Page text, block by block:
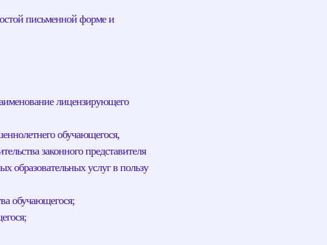
письменной форме и
лицензирующего
обучающегося,
законного представителя
образовательных услуг в пользу
обучающегося;